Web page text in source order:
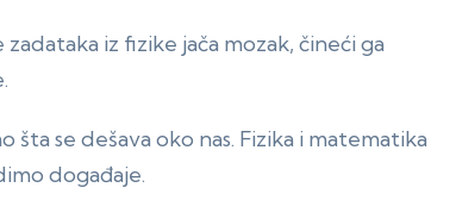
iz fizike jača mozak, čineći ga
se dešava oko nas. Fizika i matematika
događaje.